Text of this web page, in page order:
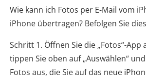
Wie kann ich Fotos per E-Mail vom
iPhone übertragen? Befolgen Sie
Schritt 1. Öffnen Sie die „Fotos“-App
tippen Sie oben auf „Auswählen“
Fotos aus, die Sie auf das neue